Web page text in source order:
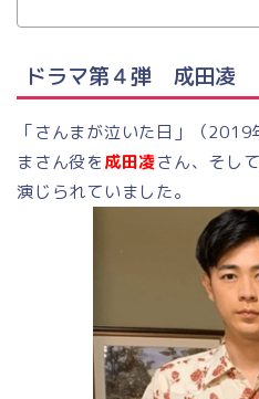
ドラマ第４弾 成田凌
「さんまが泣いた日」（
まさん役を成田凌さん、そし
演じられていました。